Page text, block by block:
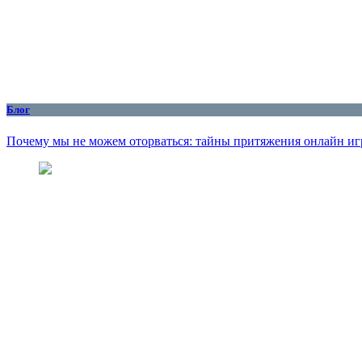
Блог
Почему мы не можем оторваться: тайны притяжения онлайн